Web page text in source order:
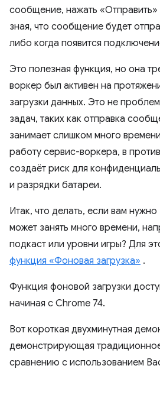
сообщение, нажать «Отправить»
зная, что сообщение будет
либо когда появится
Это полезная функция, но она
воркер был активен на
загрузки данных. Это не
задач, таких как отправка
занимает слишком много
работу сервис-воркера, в
создаёт риск для
и разрядки батареи.
Итак, что делать, если вам нужно
может занять много времени,
подкаст или уровни игры? Для
функция «Фоновая загрузка» .
Функция фоновой загрузки
начиная с Chrome 74.
Вот короткая двухминутная
демонстрирующая
сравнению с использованием